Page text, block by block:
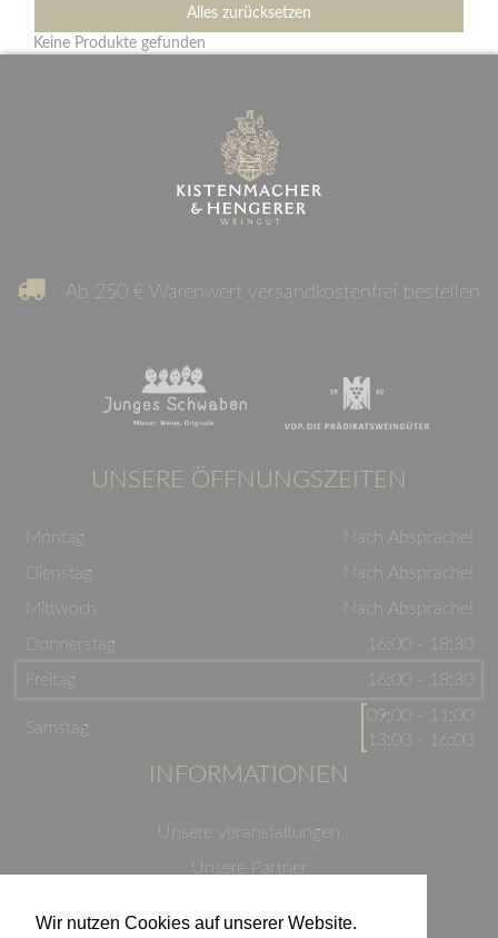
Wir nutzen Cookies auf unserer Website.
Alles zurücksetzen
Keine Produkte gefunden
Ab 250 € Warenwert versandkostenfrei bestellen
UNSERE ÖFFNUNGSZEITEN
Montag
Nach Absprache!
Dienstag
Nach Absprache!
Mittwoch
Nach Absprache!
Donnerstag
16:00 - 18:30
Freitag
16:00 - 18:30
Samstag
09:00 - 11:00
13:00 - 16:00
INFORMATIONEN
Unsere Veranstaltungen
Unsere Partner